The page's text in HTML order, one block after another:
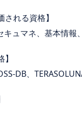
される資格】
キュマネ、基本情報
DB、